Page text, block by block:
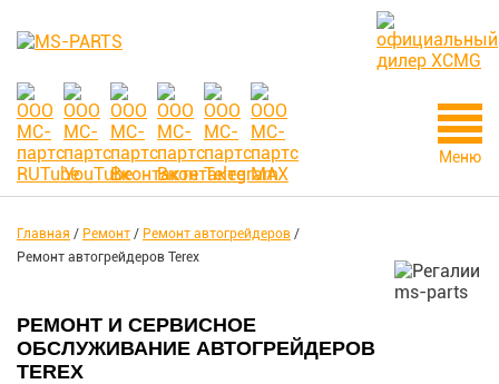
Меню
Главная / Ремонт / Ремонт автогрейдеров /
Ремонт автогрейдеров Terex
РЕМОНТ И СЕРВИСНОЕ
ОБСЛУЖИВАНИЕ АВТОГРЕЙДЕРОВ
TEREX